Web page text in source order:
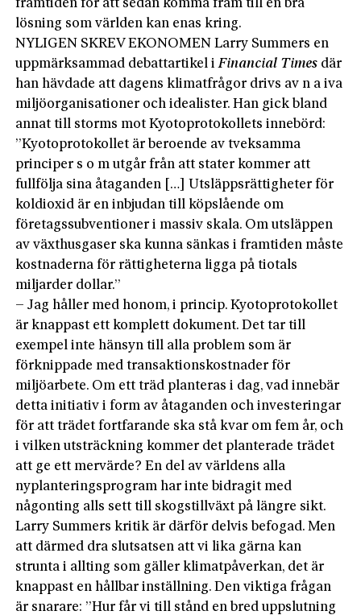
framtiden för att sedan komma fram till en bra
lösning som världen kan enas kring.
NYLIGEN SKREV EKONOMEN Larry Summers en
uppmärksammad debattartikel iFinancial Times där
han hävdade att dagens klimatfrågor drivs av n a iva
miljöorganisationer och idealister. Han gick bland
annat till storms mot Kyotoprotokollets innebörd:
”Kyotoprotokollet är beroende av tveksamma
principer s o m utgår från att stater kommer att
fullfölja sina åtaganden […] Utsläppsrättigheter för
koldioxid är en inbjudan till köpslående om
företagssubventioner i massiv skala. Om utsläppen
av växthusgaser ska kunna sänkas i framtiden måste
kostnaderna för rättigheterna ligga på tiotals
miljarder dollar.”
– Jag håller med honom, i princip. Kyotoprotokollet
är knappast ett komplett dokument. Det tar till
exempel inte hänsyn till alla problem som är
förknippade med transaktionskostnader för
miljöarbete. Om ett träd planteras i dag, vad innebär
detta initiativ i form av åtaganden och investeringar
för att trädet fortfarande ska stå kvar om fem år, och
i vilken utsträckning kommer det planterade trädet
att ge ett mervärde? En del av världens alla
nyplanteringsprogram har inte bidragit med
någonting alls sett till skogstillväxt på längre sikt.
Larry Summers kritik är därför delvis befogad. Men
att därmed dra slutsatsen att vi lika gärna kan
strunta i allting som gäller klimatpåverkan, det är
knappast en hållbar inställning. Den viktiga frågan
är snarare: ”Hur får vi till stånd en bred uppslutning